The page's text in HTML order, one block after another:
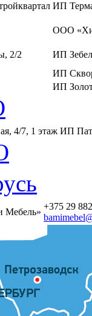
ИП
ООО
2/2
ИП
ИП
ИП
4/7, 1 этаж ИП
+375 29